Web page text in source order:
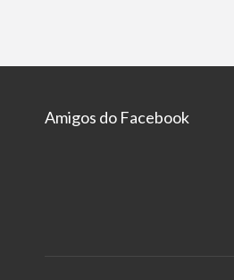
Amigos do Facebook